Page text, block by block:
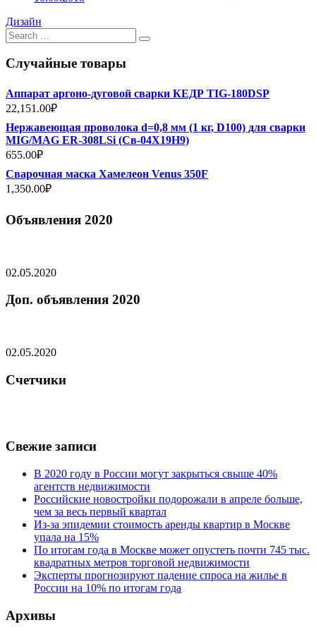
Дизайн
Search
for:
Случайные товары
Аппарат аргоно-дуговой сварки КЕДР TIG-180DSP
22,151.00₽
Нержавеющая проволока d=0,8 мм (1 кг, D100) для сварки
MIG/MAG ER-308LSi (Св-04Х19Н9)
655.00₽
Сварочная маска Хамелеон Venus 350F
1,350.00₽
Объявления 2020
02.05.2020
Доп. объявления 2020
02.05.2020
Счетчики
Свежие записи
В 2020 году в России могут закрыться свыше 40%
агентств недвижимости
Российские новостройки подорожали в апреле больше,
чем за весь первый квартал
Из-за эпидемии стоимость аренды квартир в Москве
упала на 15%
По итогам года в Москве может опустеть почти 745 тыс.
квадратных метров торговой недвижимости
Эксперты прогнозируют падение спроса на жилье в
России на 10% по итогам года
Архивы